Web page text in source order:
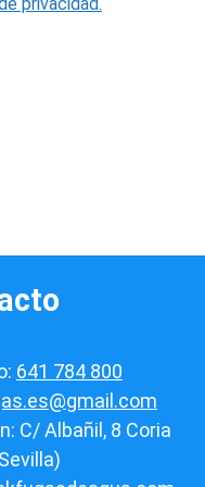
641 784 800
C/ Albañil, 8 Coria